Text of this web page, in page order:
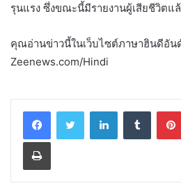
รุนแรง ซึ่งขณะนี้มีรายงานผู้เสียชีวิตแ
คุณอ่านข่าวนี้ในเว็บไซต์ภาษาฮินดีอัน
Zeenews.com/Hindi
LinkedInTumblr
Print